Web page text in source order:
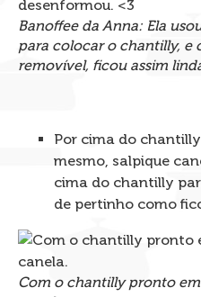
Banoffee da Anna: Ela
para colocar o chantilly, e
removível, ficou assim
Por cima do chantilly
mesmo, salpique
cima do chantilly
de pertinho como
Com o chantilly pronto